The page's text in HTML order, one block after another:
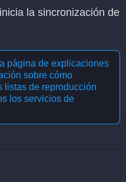
la sincronización de
página de explicaciones
sobre cómo
listas de reproducción
los servicios de